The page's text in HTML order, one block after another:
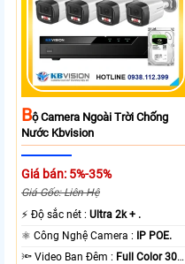
BỘ Camera Ngoài Trời Chống
Nước Kbvision
Giá bán: 5%-35%
Giá Gốc: Liên Hệ
️⚡ Độ sắc nét :Ultra 2k + .
⚛️ Công Nghệ Camera : IP POE.
🔦 Video Ban Đêm : Full Color 30m